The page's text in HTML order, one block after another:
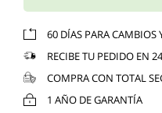
60 DÍAS PARA CAMBIOS
RECIBE TU PEDIDO EN
COMPRA CON TOTAL
1 AÑO DE GARANTÍA